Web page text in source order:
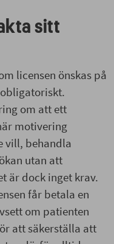
sitt
licensen önskas på
om att ett
motivering
vill, behandla
utan att
är dock inget krav.
får betala en
om patienten
att säkerställa att